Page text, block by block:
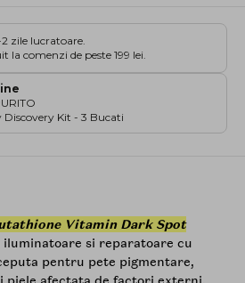
zile lucratoare.
comenzi de peste 199 lei.
Discovery Kit - 3 Bucati
Vitamin Dark Spot
iluminatoare si reparatoare cu
pentru pete pigmentare,